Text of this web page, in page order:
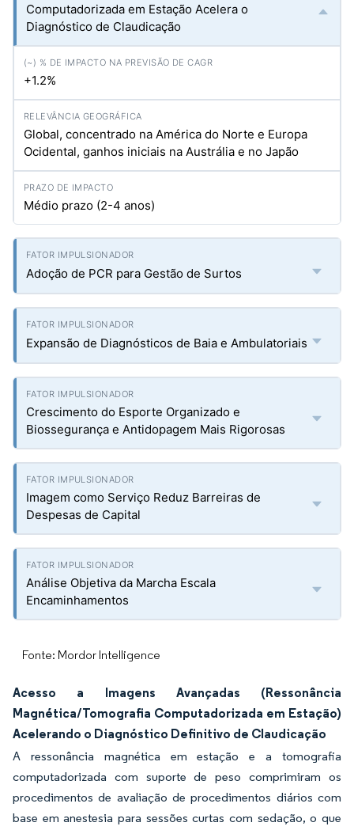
Computadorizada em Estação Acelera o
Diagnóstico de Claudicação
+1.2%
Global, concentrado na América do Norte e Europa
Ocidental, ganhos iniciais na Austrália e no Japão
Médio prazo (2-4 anos)
Adoção de PCR para Gestão de Surtos
Expansão de Diagnósticos de Baia e Ambulatoriais
Crescimento do Esporte Organizado e
Biossegurança e Antidopagem Mais Rigorosas
Imagem como Serviço Reduz Barreiras de
Despesas de Capital
Análise Objetiva da Marcha Escala
Encaminhamentos
Fonte: Mordor Intelligence
Acesso a Imagens Avançadas (Ressonância
Magnética/Tomografia Computadorizada em Estação)
Acelerando o Diagnóstico Definitivo de Claudicação
A ressonância magnética em estação e a tomografia
computadorizada com suporte de peso comprimiram os
procedimentos de avaliação de procedimentos diários com
base em anestesia para sessões curtas com sedação, o que